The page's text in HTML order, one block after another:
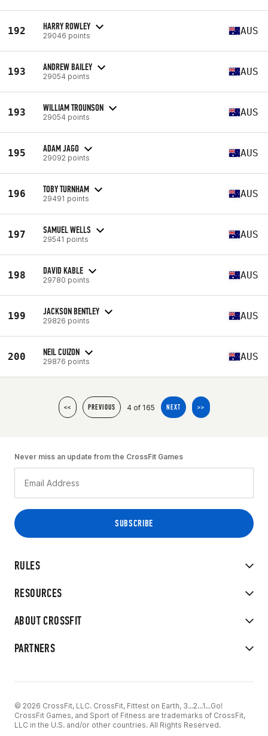
192 HARRY ROWLEY
29046 points AUS
193 ANDREW BAILEY
29054 points AUS
193 WILLIAM TROUNSON
29054 points AUS
195 ADAM JAGO
29092 points AUS
196 TOBY TURNHAM
29491 points AUS
197 SAMUEL WELLS
29541 points AUS
198 DAVID KABLE
29780 points AUS
199 JACKSON BENTLEY
29826 points AUS
200 NEIL CUIZON
29876 points AUS
<< PREVIOUS 4 of 165 NEXT >>
RULES
RESOURCES
ABOUT CROSSFIT
PARTNERS
Never miss an update from the CrossFit Games
© 2026 CrossFit, LLC. CrossFit, Fittest on Earth, 3...2...1...Go!
CrossFit Games, and Sport of Fitness are trademarks of CrossFit,
LLC in the U.S. and/or other countries. All Rights Reserved.